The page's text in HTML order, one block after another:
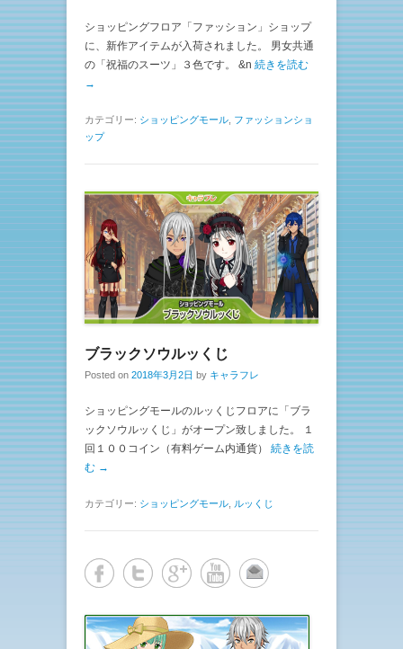
ショッピングフロア「ファッション」ショップ
に、新作アイテムが入荷されました。 男女共通
の「祝福のスーツ」３色です。 &n 続きを読む
→
カテゴリー: ショッピングモール ファッションショ
ップ
ブラックソウルッくじ
Posted on 2018年3月2日 by キャラフレ
ショッピングモールのルッくじフロアに「ブラ
ックソウルッくじ」がオープン致しました。 １
回１００コイン（有料ゲーム内通貨） 続きを読
む →
カテゴリー: ショッピングモール ルッくじ